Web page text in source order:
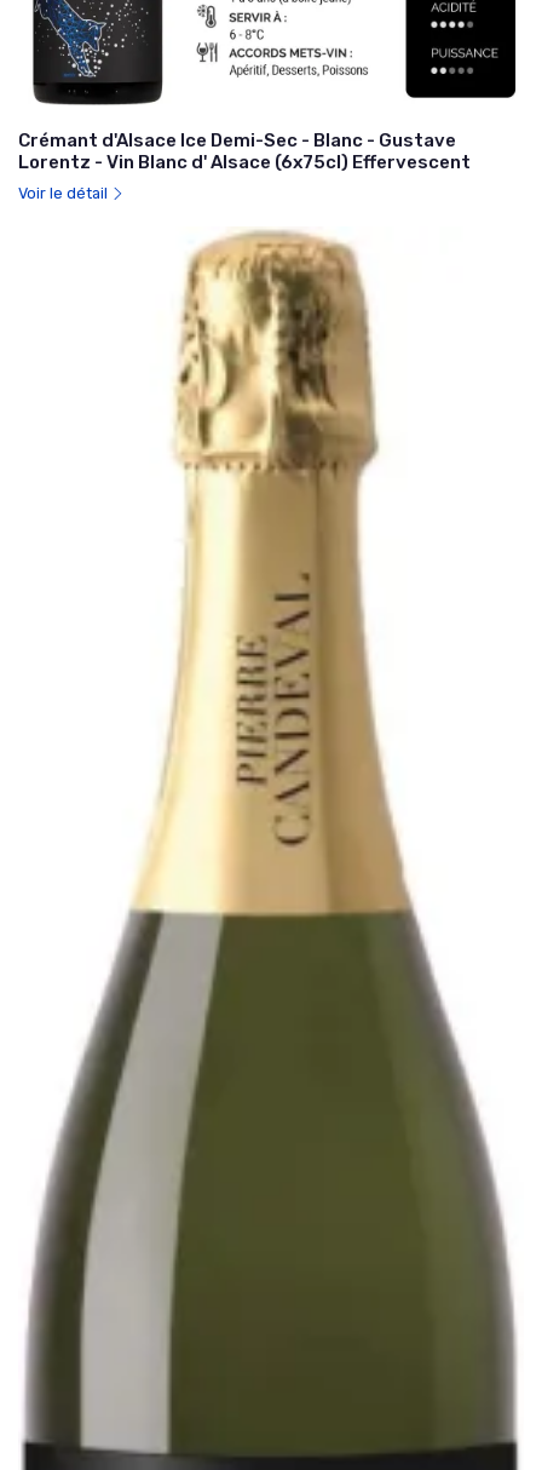
Crémant d'Alsace Ice Demi-Sec - Blanc - Gustave
Lorentz - Vin Blanc d' Alsace (6x75cl) Effervescent
Voir le détail